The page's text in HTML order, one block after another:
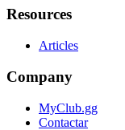
Resources
Articles
Company
MyClub.gg
Contactar